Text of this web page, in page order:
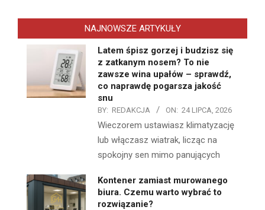
NAJNOWSZE ARTYKUŁY
Latem śpisz gorzej i budzisz się
z zatkanym nosem? To nie
zawsze wina upałów – sprawdź,
co naprawdę pogarsza jakość
snu
BY: REDAKCJA ON: 24 LIPCA, 2026
Wieczorem ustawiasz klimatyzację
lub włączasz wiatrak, licząc na
spokojny sen mimo panujących
Kontener zamiast murowanego
biura. Czemu warto wybrać to
rozwiązanie?